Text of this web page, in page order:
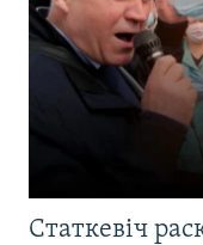
Статкевіч